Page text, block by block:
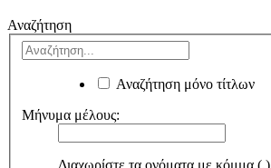
Αναζήτηση
Αναζήτηση μόνο τίτλων
Μήνυμα μέλους:
Διαχωρίστε τα ονόματα με κόμμα (,)